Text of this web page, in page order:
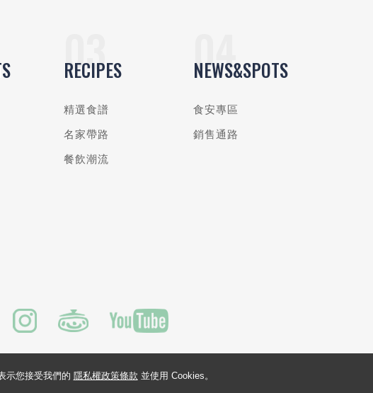
RECIPES
精選食譜
名家帶路
餐飲潮流
NEWS&SPOTS
食安專區
銷售通路
示您接受我們的 隱私權政策條款 並使用 Cookies。